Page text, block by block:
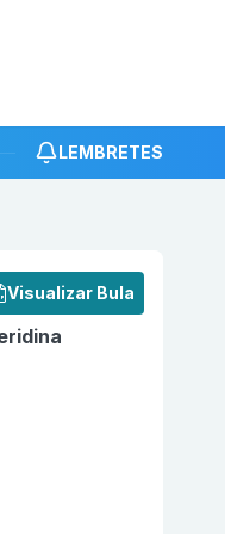
LEMBRETES
Visualizar Bula